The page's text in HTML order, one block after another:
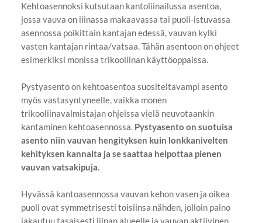
Kehtoasennoksi kutsutaan kantoliinailussa asentoa,
jossa vauva on liinassa makaavassa tai puoli-istuvassa
asennossa poikittain kantajan edessä, vauvan kylki
vasten kantajan rintaa/vatsaa. Tähän asentoon on ohjeet
esimerkiksi monissa trikooliinan käyttöoppaissa.
Pystyasento on kehtoasentoa suositeltavampi asento
myös vastasyntyneelle, vaikka monen
trikooliinavalmistajan ohjeissa vielä neuvotaankin
kantaminen kehtoasennossa.Pystyasento on suotuisa
asento niin vauvan hengityksen kuin lonkkanivelten
kehityksen kannalta ja se saattaa helpottaa pienen
vauvan vatsakipuja.
Hyvässä kantoasennossa vauvan kehon vasen ja oikea
puoli ovat symmetrisesti toisiinsa nähden, jolloin paino
jakautuu tasaisesti liinan alueelle ja vauvan aktiivinen